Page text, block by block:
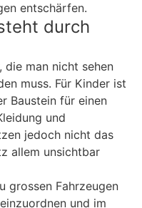
entschärfen.
durch
die man nicht sehen
muss. Für Kinder ist
Baustein für einen
und
jedoch nicht das
allem unsichtbar
grossen Fahrzeugen
und im